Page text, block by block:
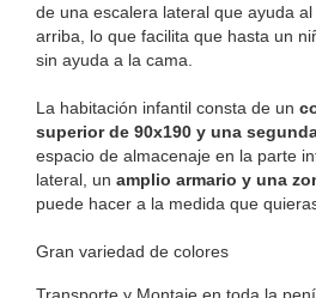
de una escalera lateral que ayuda
arriba, lo que facilita que hasta un
sin ayuda a la cama.
La habitación infantil consta de un
superior de 90x190 y una
espacio de almacenaje en la parte
lateral, un amplio armario y una
puede hacer a la medida que
Gran variedad de colores